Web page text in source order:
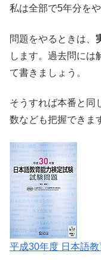
私は全部で5年分をや
問題をやるときは、
します。過去問には
て書きましょう。
そうすれば本番と同
数なども把握できま
平成30年度 日本語